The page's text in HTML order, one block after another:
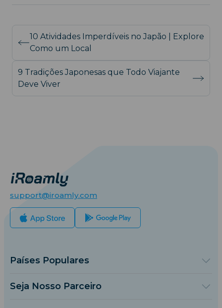
10 Atividades Imperdíveis no Japão | Explore
Como um Local
9 Tradições Japonesas que Todo Viajante
Deve Viver
support@iroamly.com
Países Populares
Reino Unido
Turquia
Seja Nosso Parceiro